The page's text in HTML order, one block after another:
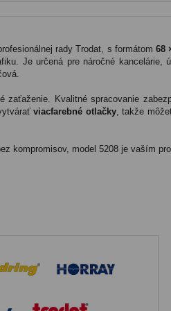
rady Trodat, s formátom 68
Je určená pre náročné kancelárie,
zaťaženie. Kvalitné spracovanie
viacfarebné otlačky, takže
kompromisov, model 5208 je vaším